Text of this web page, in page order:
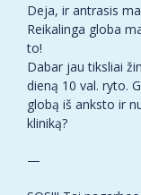
Deja, ir antrasis
Reikalinga globa
to!
Dabar jau tiksliai
dieną 10 val. ryto.
globą iš anksto ir
kliniką?
—